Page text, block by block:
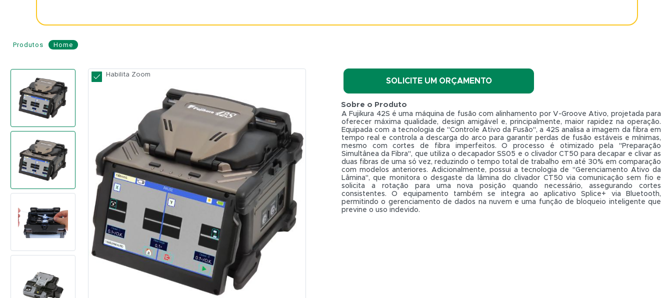
Home
Produtos
Máquina
de
Fusão
c/
V-
Groove
Ativo
c/
Clivador
CT-
50
FUJIKURA
REF.
FUJIKURA
Habilita Zoom
SOLICITE UM ORÇAMENTO
R$ 0,01
Sobre o Produto
A Fujikura 42S é uma máquina de fusão com alinhamento por V-Groove Ativo, projetada para
oferecer máxima qualidade, design amigável e, principalmente, maior rapidez na operação.
Equipada com a tecnologia de "Controle Ativo da Fusão", a 42S analisa a imagem da fibra em
tempo real e controla a descarga do arco para garantir perdas de fusão estáveis e mínimas,
mesmo com cortes de fibra imperfeitos. O processo é otimizado pela "Preparação
Simultânea da Fibra", que utiliza o decapador SS05 e o clivador CT50 para decapar e clivar as
duas fibras de uma só vez, reduzindo o tempo total de trabalho em até 30% em comparação
com modelos anteriores. Adicionalmente, possui a tecnologia de "Gerenciamento Ativo da
Lâmina", que monitora o desgaste da lâmina do clivador CT50 via comunicação sem fio e
solicita a rotação para uma nova posição quando necessário, assegurando cortes
consistentes. O equipamento também se integra ao aplicativo Splice+ via Bluetooth,
permitindo o gerenciamento de dados na nuvem e uma função de bloqueio inteligente que
previne o uso indevido.